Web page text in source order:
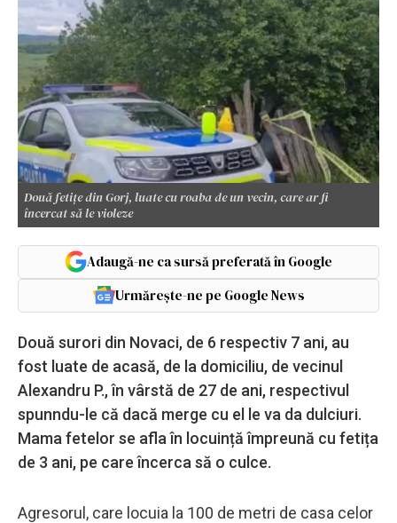
Două fetiţe din Gorj, luate cu roaba de un vecin, care ar fi
încercat să le violeze
Adaugă-ne ca sursă preferată în Google
Urmărește-ne pe Google News
Două surori din Novaci, de 6 respectiv 7 ani, au
fost luate de acasă, de la domiciliu, de vecinul
Alexandru P., în vârstă de 27 de ani, respectivul
spunndu-le că dacă merge cu el le va da dulciuri.
Mama fetelor se afla în locuință împreună cu fetița
de 3 ani, pe care încerca să o culce.
Agresorul, care locuia la 100 de metri de casa celor